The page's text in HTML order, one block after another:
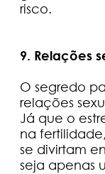
risco.
9. Relações
O segredo
relações
Já que o
na
se divirtam
seja apenas